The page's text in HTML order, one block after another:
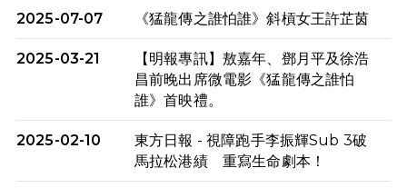
2025-07-07 《猛龍傳之誰怕誰》斜槓女王許芷茵
2025-03-21
【明報專訊】敖嘉年、鄧月平及徐浩
昌前晚出席微電影《猛龍傳之誰怕
誰》首映禮。
2025-02-10
東方日報 - 視障跑手李振輝Sub 3破
馬拉松港績 重寫生命劇本！